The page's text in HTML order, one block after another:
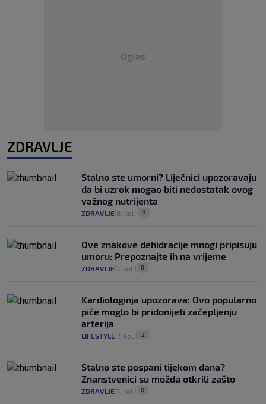
Oglas
ZDRAVLJE
Stalno ste umorni? Liječnici upozoravaju
da bi uzrok mogao biti nedostatak ovog
važnog nutrijenta
ZDRAVLJE 8. kol. 0
Ove znakove dehidracije mnogi pripisuju
umoru: Prepoznajte ih na vrijeme
ZDRAVLJE 7. kol. 0
Kardiologinja upozorava: Ovo popularno
piće moglo bi pridonijeti začepljenju
arterija
LIFESTYLE 7. kol. 2
Stalno ste pospani tijekom dana?
Znanstvenici su možda otkrili zašto
ZDRAVLJE 7. kol. 0